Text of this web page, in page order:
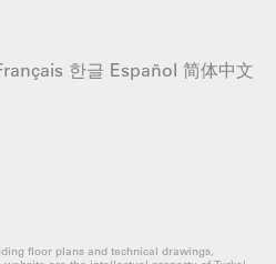
한글 Español 简体中文
floor plans and technical drawings,